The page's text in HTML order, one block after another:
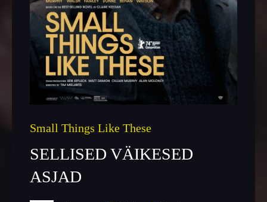
Small Things Like These
SELLISED VÄIKESED
ASJAD